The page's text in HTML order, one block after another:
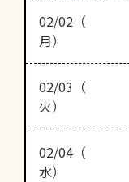
02/02（
月）
02/03（
火）
02/04（
水）